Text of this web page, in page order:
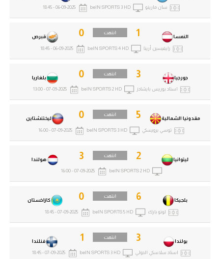
بولندا 3 انتهت
فنلندا 1
استاد سلاسكي الدولي beIN SPORTS 3 HD
07-09-2025 - 18:45
بلجيكا 6 انتهت
كازاخستان 0
لوتو بارك beIN SPORTS 5 HD
07-09-2025 - 18:45
ليتوانيا 2 انتهت
هولندا 3
beIN SPORTS 2 HD
07-09-2025 - 16:00
مقدونيا الشمالية 5 انتهت
ليختنشتاين 0
توسي برويسكي beIN SPORTS 3 HD
07-09-2025 - 16:00
جورجيا 3 انتهت
بلغاريا 0
استاد بوريس بايشادز beIN SPORTS 2 HD
07-09-2025 - 13:00
النمسا 1 انتهت
قبرص 0
رايفيسين أرينا beIN SPORTS 4 HD
06-09-2025 - 18:45
سان مارينو beIN SPORTS 3 HD
06-09-2025 - 18:45